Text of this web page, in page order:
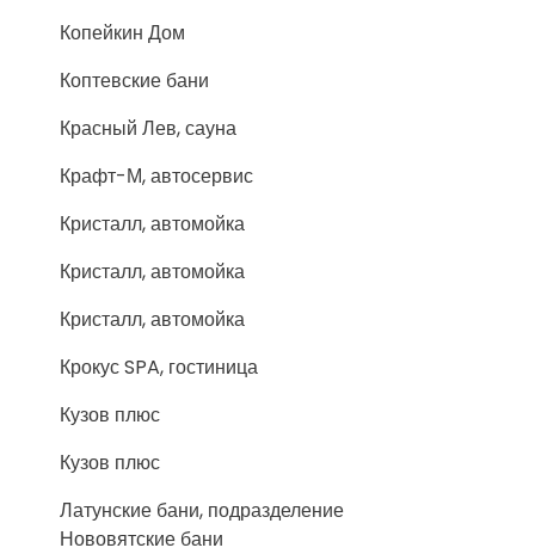
Копейкин Дом
Коптевские бани
Красный Лев, сауна
Крафт-М, автосервис
Кристалл, автомойка
Кристалл, автомойка
Кристалл, автомойка
Крокус SPA, гостиница
Кузов плюс
Кузов плюс
Латунские бани, подразделение
Нововятские бани